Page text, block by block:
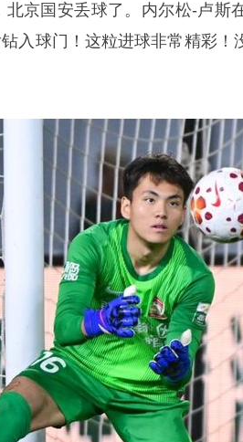
京国安丢球了。内尔松-卢斯
入球门！这粒进球非常精彩！